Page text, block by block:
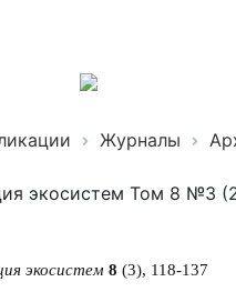
Журналы
экосистем Том 8 №3
экосистем 8 (3), 118-137